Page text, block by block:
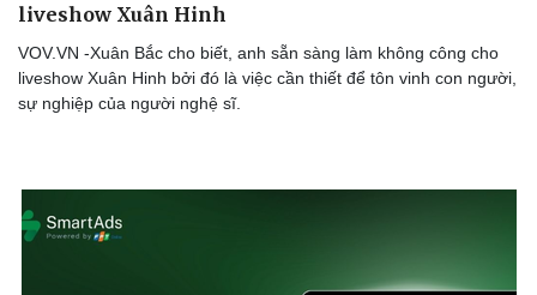
liveshow Xuân Hinh
VOV.VN -Xuân Bắc cho biết, anh sẵn sàng làm không công cho
liveshow Xuân Hinh bởi đó là việc cần thiết để tôn vinh con người,
sự nghiệp của người nghệ sĩ.